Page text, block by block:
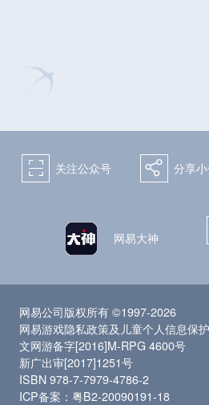
򰀁 关注公众号 򰀂 分享
网易大神
网易公司版权所有 ©1997-2026
网易游戏隐私政策及儿童个人信息保
文网游备字[2016]M-RPG 4600号
新广出审[2017]1251号
ISBN 978-7-7979-4786-2
ICP备案：粤B2-20090191-18